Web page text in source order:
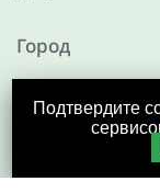
Город
+7 (8212) 25-25-75
Работаем 9:00 -
Подтвердите